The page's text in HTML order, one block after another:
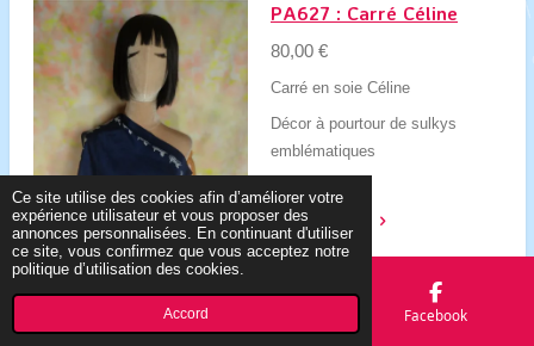
Ce site utilise des cookies afin d’améliorer votre
expérience utilisateur et vous proposer des
annonces personnalisées. En continuant d'utiliser
ce site, vous confirmez que vous acceptez notre
politique d’utilisation des cookies.
Accord
PA627 : Carré Céline
80,00 €
Carré en soie Céline
Décor à pourtour de sulkys
emblématiques
Voir les détails
Facebook